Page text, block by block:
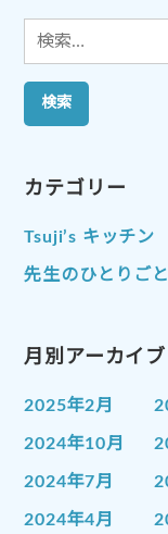
検
索:
カテゴリー
Tsuji’s キッチン
先生のひとりごと
月別アーカイブ
2025年2月
2024年10月
2024年7月
2024年4月